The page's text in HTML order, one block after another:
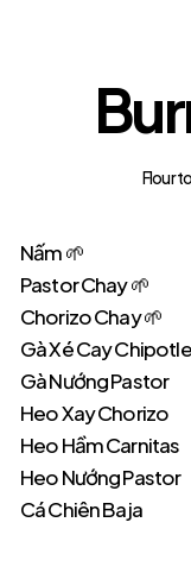
Bur
Flour
Nấm 🌱
Pastor Chay 🌱
Chorizo Chay 🌱
Gà Xé Cay Chipotle
Gà Nướng Pastor
Heo Xay Chorizo
Heo Hầm Carnitas
Heo Nướng Pastor
Cá Chiên Baja